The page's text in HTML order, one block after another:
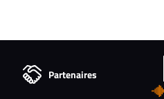
Partenaires